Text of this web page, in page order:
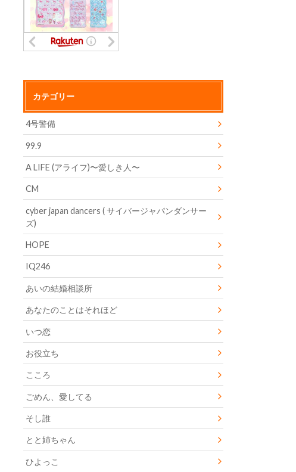
カテゴリー
4号警備
99.9
A LIFE (アライフ)〜愛しき人〜
CM
cyber japan dancers ( サイバージャパンダンサー
ズ)
HOPE
IQ246
あいの結婚相談所
あなたのことはそれほど
いつ恋
お役立ち
こころ
ごめん、愛してる
そし誰
とと姉ちゃん
ひよっこ